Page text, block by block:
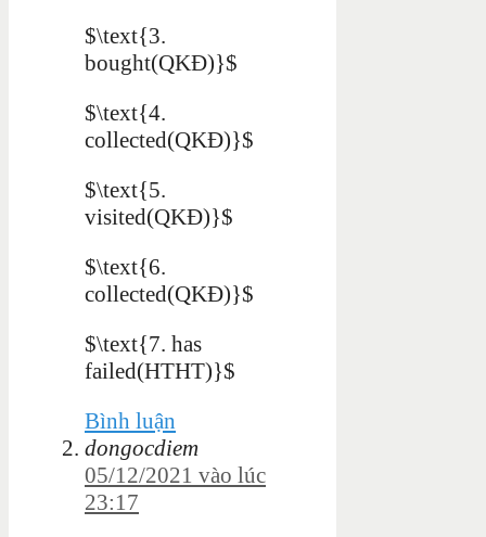
$\text{3.
bought(QKĐ)}$
$\text{4.
collected(QKĐ)}$
$\text{5.
visited(QKĐ)}$
$\text{6.
collected(QKĐ)}$
$\text{7. has
failed(HTHT)}$
Bình luận
dongocdiem
05/12/2021 vào lúc
23:17